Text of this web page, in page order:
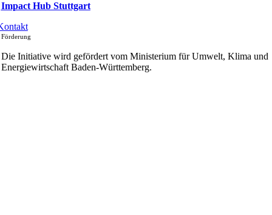
Impact Hub Stuttgart
Förderung
Die Initiative wird gefördert vom Ministerium für Umwelt, Klima und
Energiewirtschaft Baden-Württemberg.